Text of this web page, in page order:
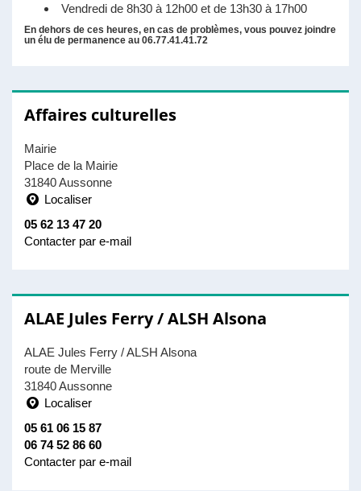
Vendredi de 8h30 à 12h00 et de 13h30 à 17h00
En dehors de ces heures, en cas de problèmes, vous pouvez joindre
un élu de permanence au 06.77.41.41.72
Affaires culturelles
Mairie
Place de la Mairie
31840 Aussonne
Localiser
05 62 13 47 20
Contacter par e-mail
ALAE Jules Ferry / ALSH Alsona
ALAE Jules Ferry / ALSH Alsona
route de Merville
31840 Aussonne
Localiser
05 61 06 15 87
06 74 52 86 60
Contacter par e-mail